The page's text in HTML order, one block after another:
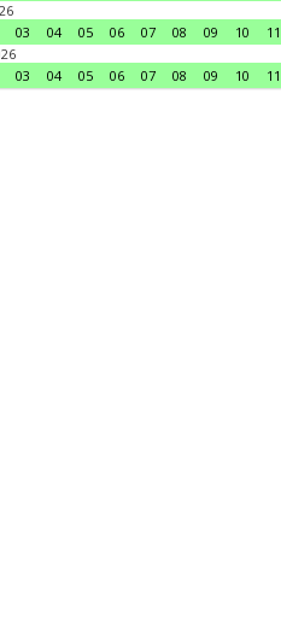
03 04 05 06 07 08 09 10 11
03 04 05 06 07 08 09 10 11